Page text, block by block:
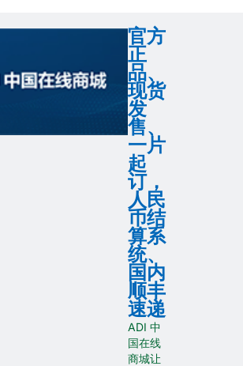
官方
正
品、
现货
发
售、
一片
起
订，
人民
币结
算系
统、
国内
顺丰
速递
ADI 中
国在线
商城让